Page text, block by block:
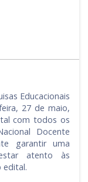
Educacionais
27 de maio,
com todos os
Docente
garantir uma
atento às
edital.